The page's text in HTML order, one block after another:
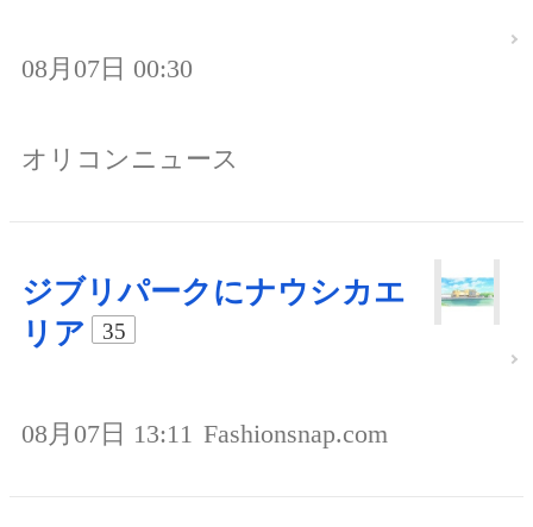
08月07日 00:30
オリコンニュース
ジブリパークにナウシカエ
リア
35
08月07日 13:11 Fashionsnap.com